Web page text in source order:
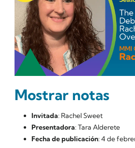
Mostrar notas
Invitada: Rachel Sweet
Presentadora: Tara Alderete
Fecha de publicación: 4 de